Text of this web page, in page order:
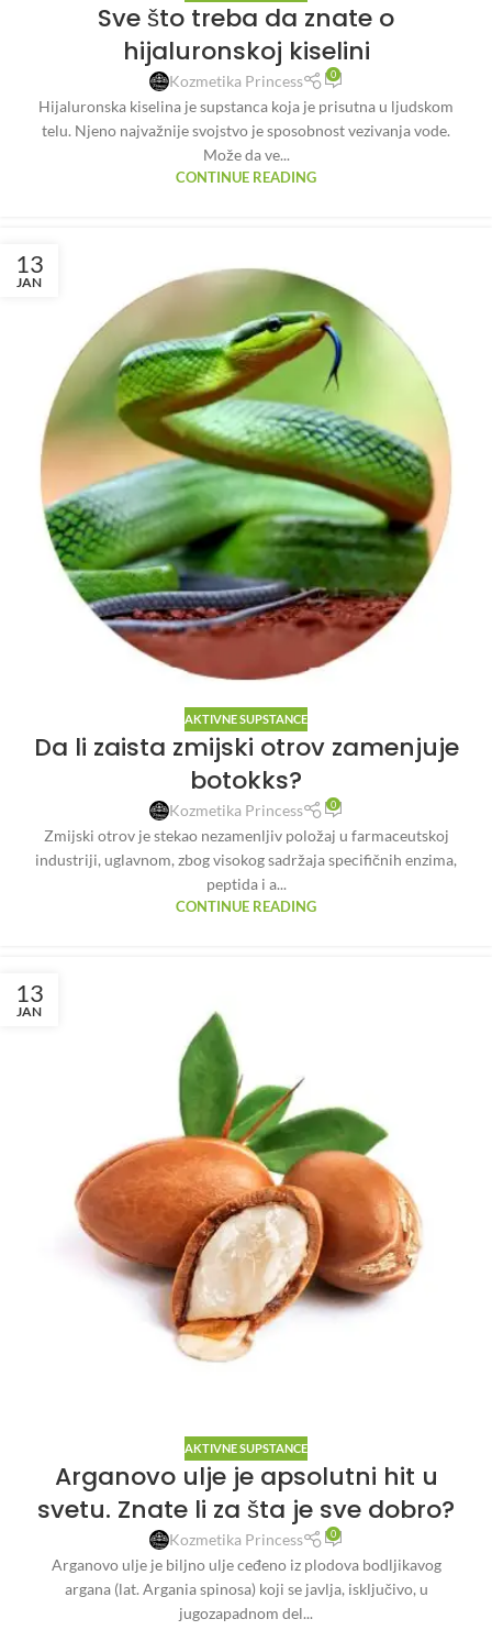
Sve što treba da znate o
hijaluronskoj kiselini
Kozmetika Princess 0
Hijaluronska kiselina je supstanca koja je prisutna u ljudskom
telu. Njeno najvažnije svojstvo je sposobnost vezivanja vode.
Može da ve...
CONTINUE READING
13
JAN
AKTIVNE SUPSTANCE
Da li zaista zmijski otrov zamenjuje
botokks?
Kozmetika Princess 0
Zmijski otrov je stekao nezamenljiv položaj u farmaceutskoj
industriji, uglavnom, zbog visokog sadržaja specifičnih enzima,
peptida i a...
CONTINUE READING
13
JAN
AKTIVNE SUPSTANCE
Arganovo ulje je apsolutni hit u
svetu. Znate li za šta je sve dobro?
Kozmetika Princess 0
Arganovo ulje je biljno ulje ceđeno iz plodova bodljikavog
argana (lat. Argania spinosa) koji se javlja, isključivo, u
jugozapadnom del...